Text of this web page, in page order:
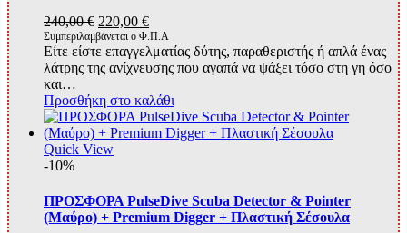
240,00€ Original
price
was:
240,00 €.
220,00 €Η
τρέχουσα
τιμή
είναι:
Συμπεριλαμβάνεται ο Φ.Π.Α
Είτε είστε επαγγελματίας δύτης, παραθεριστής ή απλά ένας
λάτρης της ανίχνευσης που αγαπά να ψάξει τόσο στη γη όσο
και…
Προσθήκη στο καλάθι
Quick View
-10%
ΠΡΟΣΦΟΡΑ PulseDive Scuba Detector & Pointer
(Μαύρο) + Premium Digger + Πλαστική Σέσουλα